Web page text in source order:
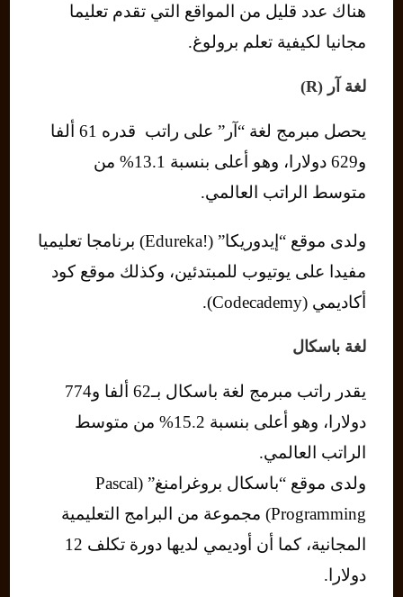
هناك عدد قليل من المواقع التي تقدم تعليما
مجانيا لكيفية تعلم برولوغ.
لغة آر (R)
يحصل مبرمج لغة “آر” على راتب ​ قدره 61 ألفا
و629 دولارا، وهو أعلى بنسبة 13.1% من
متوسط ​​الراتب العالمي.
ولدى موقع “إيدوريكا” (!Edureka) برنامجا تعليميا
مفيدا على يوتيوب للمبتدئين، وكذلك موقع كود
أكاديمي (Codecademy).
لغة باسكال
يقدر راتب مبرمج لغة باسكال بـ62 ألفا و774
دولارا، وهو أعلى بنسبة 15.2% من متوسط ​​
الراتب العالمي.
ولدى موقع “باسكال بروغرامنغ” (Pascal
Programming) مجموعة من البرامج التعليمية
المجانية، كما أن أوديمي لديها دورة تكلف 12
دولارا.